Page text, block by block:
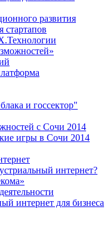
развития
стартапов
и госсектор"
с Сочи 2014
игры в Сочи 2014
интернет?
интернет для бизнеса